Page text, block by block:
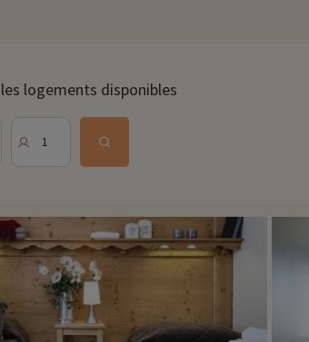
les niveaux. Les familles profiteront de pistes
la randonnée en raquettes pour explorer les
des cours de ski pour enfants.
sportives et des animations pour les
le Parc national de la Vanoise, qui est situé à
zoo, aquarium...Si nous avons déjà négocié des
logements disponibles
1